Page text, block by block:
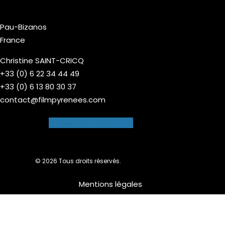
Pau-Bizanos
France
Christine SAINT-CRICQ
+33 (0) 6 22 34 44 49
+33 (0) 6 13 80 30 37
contact@filmpyrenees.com
© 2026 Tous droits réservés.
Mentions légales